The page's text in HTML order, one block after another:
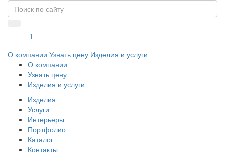
1
О компании Узнать цену Изделия и услуги
О компании
Узнать цену
Изделия и услуги
Изделия
Услуги
Интерьеры
Портфолио
Каталог
Контакты